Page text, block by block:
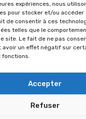
expériences, nous
pour stocker et/ou accéder
de consentir à ces
telles que le
site. Le fait de ne pas
avoir un effet négatif sur
Accepter
Refuser